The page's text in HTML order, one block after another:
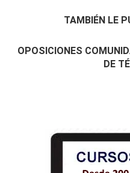
TAMBIÉN LE
OPOSICIONES
DE